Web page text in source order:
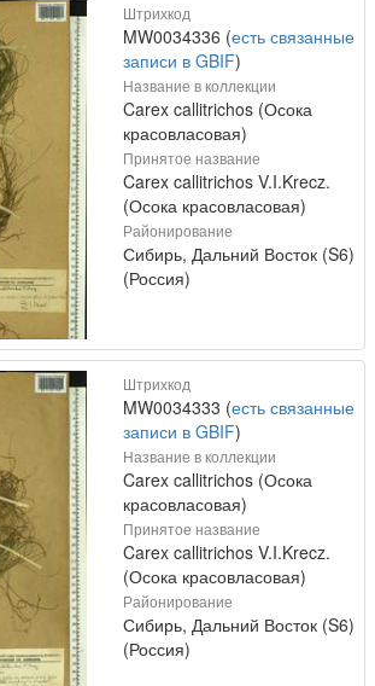
Штрихкод
MW0034336 (есть связанные
записи в GBIF)
Название в коллекции
Carex callitrichos (Осока
красовласовая)
Принятое название
Carex callitrichos V.I.Krecz.
(Осока красовласовая)
Районирование
Сибирь, Дальний Восток (S6)
(Россия)
Штрихкод
MW0034333 (есть связанные
записи в GBIF)
Название в коллекции
Carex callitrichos (Осока
красовласовая)
Принятое название
Carex callitrichos V.I.Krecz.
(Осока красовласовая)
Районирование
Сибирь, Дальний Восток (S6)
(Россия)